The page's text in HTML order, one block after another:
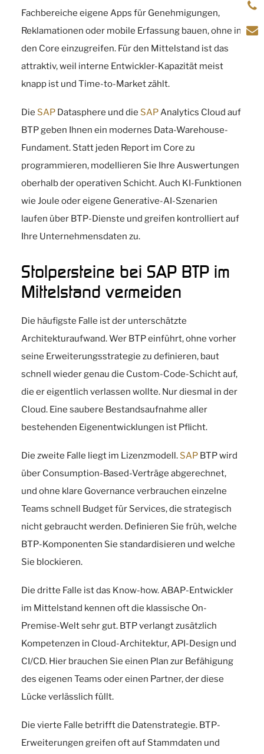
Fachbereiche eigene Apps für Genehmigungen,
Reklamationen oder mobile Erfassung bauen, ohne in
den Core einzugreifen. Für den Mittelstand ist das
attraktiv, weil interne Entwickler-Kapazität meist
knapp ist und Time-to-Market zählt.
Die SAP Datasphere und die SAPAnalytics Cloud auf
BTP geben Ihnen ein modernes Data-Warehouse-
Fundament. Statt jeden Report im Core zu
programmieren, modellieren Sie Ihre Auswertungen
oberhalb der operativen Schicht. Auch KI-Funktionen
wie Joule oder eigene Generative-AI-Szenarien
laufen über BTP-Dienste und greifen kontrolliert auf
Ihre Unternehmensdaten zu.
Stolpersteine bei SAP BTP im
Mittelstand vermeiden
Die häufigste Falle ist der unterschätzte
Architekturaufwand. Wer BTP einführt, ohne vorher
seine Erweiterungsstrategie zu definieren, baut
schnell wieder genau die Custom-Code-Schicht auf,
die er eigentlich verlassen wollte. Nur diesmal in der
Cloud. Eine saubere Bestandsaufnahme aller
bestehenden Eigenentwicklungen ist Pflicht.
Die zweite Falle liegt im Lizenzmodell. SAP BTP wird
über Consumption-Based-Verträge abgerechnet,
und ohne klare Governance verbrauchen einzelne
Teams schnell Budget für Services, die strategisch
nicht gebraucht werden. Definieren Sie früh, welche
BTP-Komponenten Sie standardisieren und welche
Sie blockieren.
Die dritte Falle ist das Know-how. ABAP-Entwickler
im Mittelstand kennen oft die klassische On-
Premise-Welt sehr gut. BTP verlangt zusätzlich
Kompetenzen in Cloud-Architektur, API-Design und
CI/CD. Hier brauchen Sie einen Plan zur Befähigung
des eigenen Teams oder einen Partner, der diese
Lücke verlässlich füllt.
Die vierte Falle betrifft die Datenstrategie. BTP-
Erweiterungen greifen oft auf Stammdaten und